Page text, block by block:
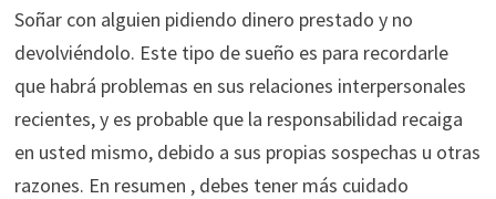
Soñar con alguien pidiendo dinero prestado y no
devolviéndolo. Este tipo de sueño es para recordarle
que habrá problemas en sus relaciones interpersonales
recientes, y es probable que la responsabilidad recaiga
en usted mismo, debido a sus propias sospechas u otras
razones. En resumen , debes tener más cuidado